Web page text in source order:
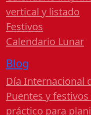
vertical y listado
Festivos
Calendario Lunar
Blog
Día Internacional
Puentes y
práctico para